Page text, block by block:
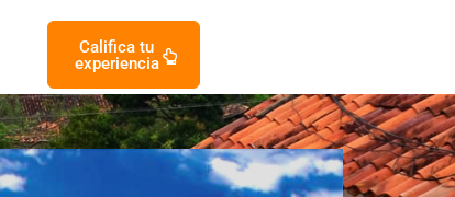
Califica tu
experiencia